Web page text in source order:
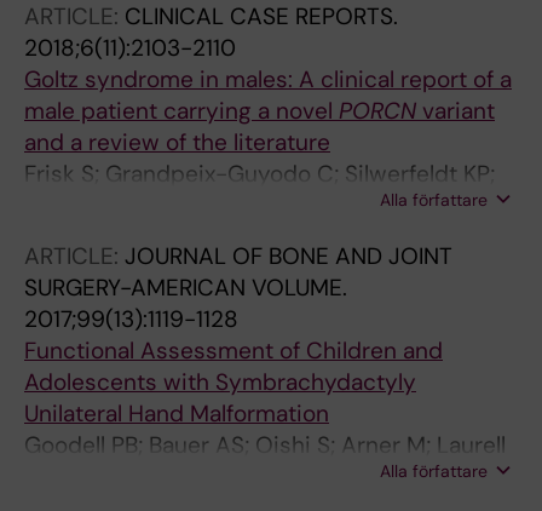
ARTICLE: CLINICAL CASE REPORTS.
2018;6(11):2103-2110
Goltz syndrome in males: A clinical report of a
male patient carrying a novel PORCN variant
and a review of the literature
Frisk S; Grandpeix-Guyodo C; Silwerfeldt KP;
Hjartarson HT; Chatzianastassiou D;Alla författare
ARTICLE: JOURNAL OF BONE AND JOINT
SURGERY-AMERICAN VOLUME.
2017;99(13):1119-1128
Functional Assessment of Children and
Adolescents with Symbrachydactyly
Unilateral Hand Malformation
Goodell PB; Bauer AS; Oishi S; Arner M; Laurell
Alla författare